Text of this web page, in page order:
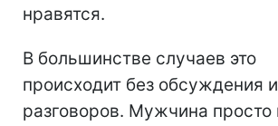
нравятся.
В большинстве случаев это
происходит без обсуждения и
разговоров. Мужчина просто